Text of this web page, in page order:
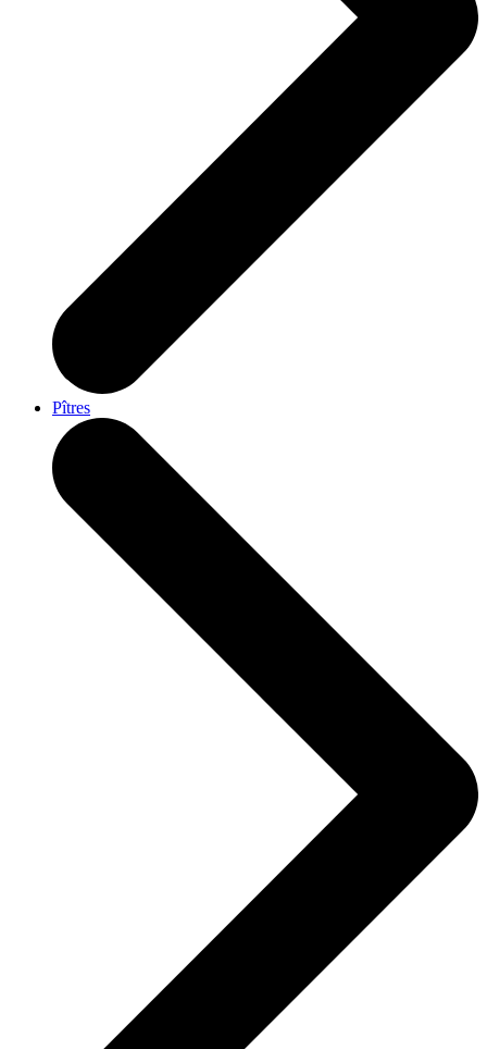
Pîtres